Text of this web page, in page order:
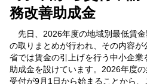
務改善助成金
先日、2026年度の地域別最低賃
の取りまとめが行われ、その内容
省では賃金の引上げを行う中小企
助成金を設けています。2026年度
受付が9月1日から始まることから